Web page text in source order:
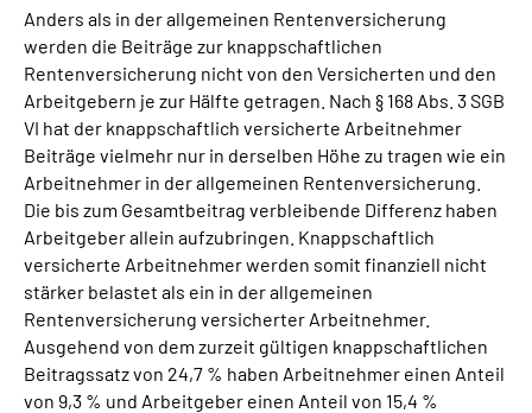
Anders als in der allgemeinen Rentenversicherung
werden die Beiträge zur knappschaftlichen
Rentenversicherung nicht von den Versicherten und den
Arbeitgebern je zur Hälfte getragen. Nach § 168 Abs. 3 SGB
VI hat der knappschaftlich versicherte Arbeitnehmer
Beiträge vielmehr nur in derselben Höhe zu tragen wie ein
Arbeitnehmer in der allgemeinen Rentenversicherung.
Die bis zum Gesamtbeitrag verbleibende Differenz haben
Arbeitgeber allein aufzubringen. Knappschaftlich
versicherte Arbeitnehmer werden somit finanziell nicht
stärker belastet als ein in der allgemeinen
Rentenversicherung versicherter Arbeitnehmer.
Ausgehend von dem zurzeit gültigen knappschaftlichen
Beitragssatz von 24,7 % haben Arbeitnehmer einen Anteil
von 9,3 % und Arbeitgeber einen Anteil von 15,4 %